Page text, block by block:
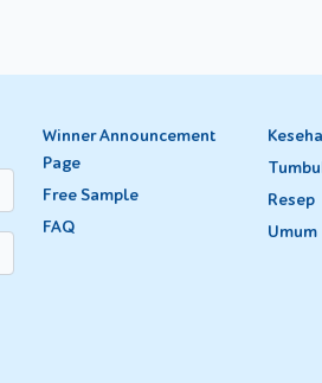
Winner Announcement
Page
Free Sample
FAQ
Resep
Umum